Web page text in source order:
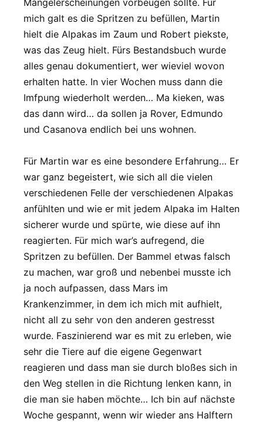
Mangelerscheinungen vorbeugen sollte. Für
mich galt es die Spritzen zu befüllen, Martin
hielt die Alpakas im Zaum und Robert piekste,
was das Zeug hielt. Fürs Bestandsbuch wurde
alles genau dokumentiert, wer wieviel wovon
erhalten hatte. In vier Wochen muss dann die
Imfpung wiederholt werden… Ma kieken, was
das dann wird… da sollen ja Rover, Edmundo
und Casanova endlich bei uns wohnen.
Für Martin war es eine besondere Erfahrung… Er
war ganz begeistert, wie sich all die vielen
verschiedenen Felle der verschiedenen Alpakas
anfühlten und wie er mit jedem Alpaka im Halten
sicherer wurde und spürte, wie diese auf ihn
reagierten. Für mich war’s aufregend, die
Spritzen zu befüllen. Der Bammel etwas falsch
zu machen, war groß und nebenbei musste ich
ja noch aufpassen, dass Mars im
Krankenzimmer, in dem ich mich mit aufhielt,
nicht all zu sehr von den anderen gestresst
wurde. Faszinierend war es mit zu erleben, wie
sehr die Tiere auf die eigene Gegenwart
reagieren und dass man sie durch bloßes sich in
den Weg stellen in die Richtung lenken kann, in
die man sie haben möchte… Ich bin auf nächste
Woche gespannt, wenn wir wieder ans Halftern